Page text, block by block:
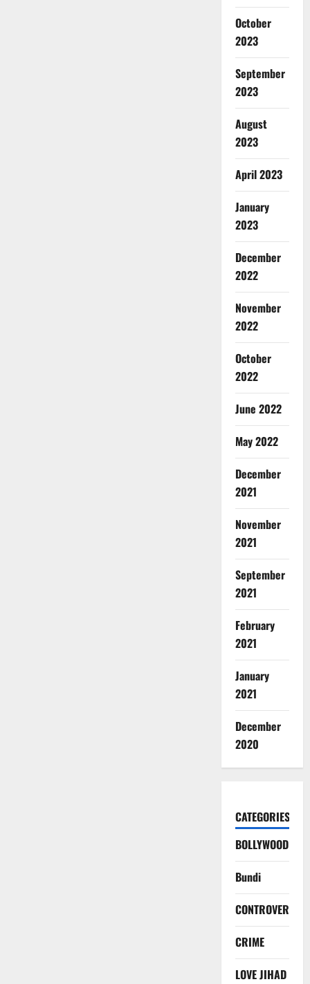
October
2023
September
2023
August
2023
April 2023
January
2023
December
2022
November
2022
October
2022
June 2022
May 2022
December
2021
November
2021
September
2021
February
2021
January
2021
December
2020
CATEGORIES
BOLLYWOOD
Bundi
CONTROVERSY
CRIME
LOVE JIHAD